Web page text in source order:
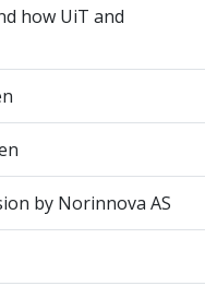
how UiT and
by Norinnova AS